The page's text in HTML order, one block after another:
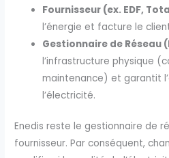
Fournisseur (ex. EDF,
l’énergie et facture le
Gestionnaire de Réseau
l’infrastructure physique
maintenance) et garantit
l’électricité.
Enedis reste le gestionnaire de
fournisseur. Par conséquent,